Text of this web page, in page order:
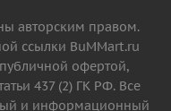
авторским правом.
ссылки BuMMart.ru
офертой,
437 (2) ГК РФ. Все
и информационный